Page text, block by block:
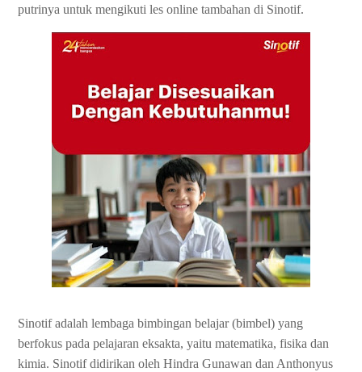
putrinya untuk mengikuti les online tambahan di Sinotif.
Sinotif adalah lembaga bimbingan belajar (bimbel) yang
berfokus pada pelajaran eksakta, yaitu matematika, fisika dan
kimia. Sinotif didirikan oleh Hindra Gunawan dan Anthonyus